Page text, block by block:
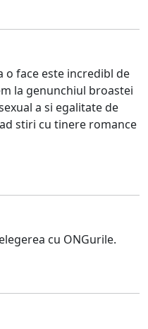
o face este incredibl de
la genunchiul broastei
a si egalitate de
stiri cu tinere romance
cu ONGurile.